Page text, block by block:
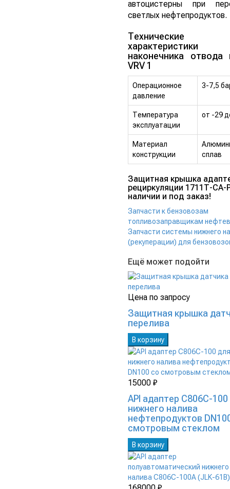
автоцистерны при
светлых нефтепродуктов.
Технические
характеристики
наконечника отвода
VRV 1
Операционное
давление
3-7,5
Температура
эксплуатации
от -29
Материал
конструкции
сплав
Защитная крышка
рециркуляции 1711Т-CA-
наличии и под заказ!
Запчасти к бензовозам
топливозаправщикам
Запчасти системы нижнего
(рекуперации) для
Ещё может подойти
Цена по запросу
Защитная крышка
перелива
В корзину
15000 ₽
API адаптер C806C-
нижнего налива
нефтепродуктов
смотровым стеклом
В корзину